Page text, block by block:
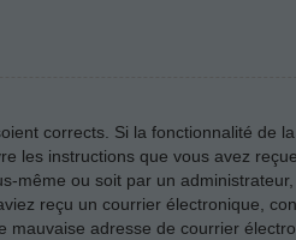
corrects. Si la fonctionnalité de
les instructions que vous avez
même ou soit par un
reçu un courrier électronique,
adresse de courrier